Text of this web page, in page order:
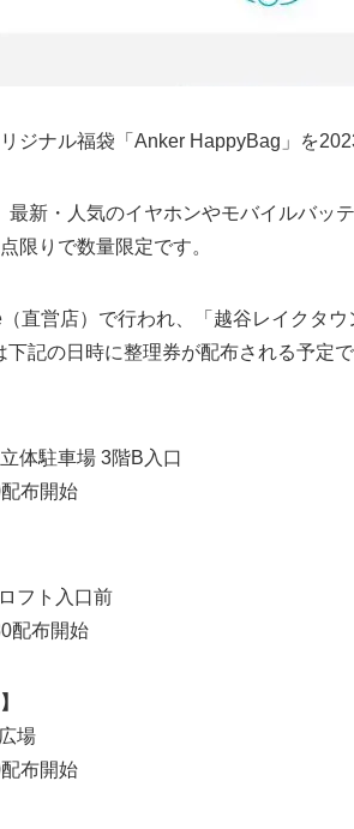
ジナル福袋「Anker HappyBag」を
最新・人気のイヤホンやモバイルバッ
限りで数量限定です。
直営店）で行われ、「越谷レイクタ
下記の日時に整理券が配布される予定で
体駐車場 3階B入口
布開始
フト入口前
配布開始
場
布開始